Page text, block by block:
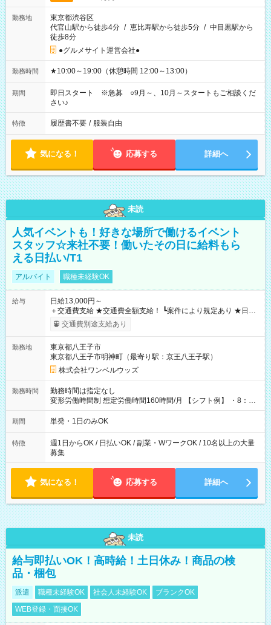
勤務地
東京都渋谷区
代官山駅から徒歩4分 / 恵比寿駅から徒歩5分 / 中目黒駅から
徒歩8分
●グルメサイト運営会社●
勤務時間 ★10:00～19:00（休憩時間 12:00～13:00）
期間
即日スタート ※急募 ○9月～、10月～スタートもご相談くだ
さい♪
特徴 履歴書不要 / 服装自由
気になる！ 応募する 詳細へ
未読
人気イベントも！好きな場所で働けるイベント
スタッフ☆来社不要！働いたその日に給料もら
える日払い/T1
アルバイト 職種未経験OK
給与
日給13,000円～
＋交通費支給 ★交通費全額支給！ ┗案件により規定あり ★日払
いOK！（規定あり） ┗働いたその日に現金GET♪ お仕事後はコ
ンビニATMから 日払い分を引き落とせます！ 【試用期間】試
交通費別途支給あり
勤務地
東京都八王子市
東京都八王子市明神町（最寄り駅：京王八王子駅）
株式会社ワンベルウッズ
勤務時間
勤務時間は指定なし
変形労働時間制 想定労働時間160時間/月 【シフト例】 ・8：00
～21：00
期間 単発・1日のみOK
特徴
週1日からOK / 日払いOK / 副業・WワークOK / 10名以上の大量
募集
気になる！ 応募する 詳細へ
未読
給与即払いOK！高時給！土日休み！商品の検
品・梱包
派遣 職種未経験OK 社会人未経験OK
ブランクOK
WEB登録・面接OK